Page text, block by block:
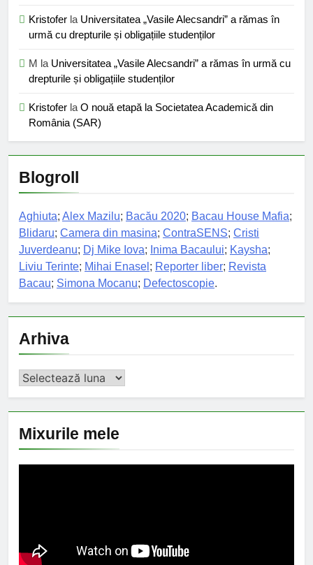
Kristofer la Universitatea „Vasile Alecsandri” a rămas în
urmă cu drepturile și obligațiile studenților
M la Universitatea „Vasile Alecsandri” a rămas în urmă cu
drepturile și obligațiile studenților
Kristofer la O nouă etapă la Societatea Academică din
România (SAR)
Blogroll
Aghiuta; Alex Mazilu; Bacău 2020; Bacau House Mafia;
Blidaru; Camera din masina; ContraSENS; Cristi
Juverdeanu; Dj Mike Iova; Inima Bacaului; Kaysha;
Liviu Terinte; Mihai Enasel ; Reporter liber; Revista
Bacau; Simona Mocanu; Defectoscopie.
Arhiva
Arhiva
Mixurile mele